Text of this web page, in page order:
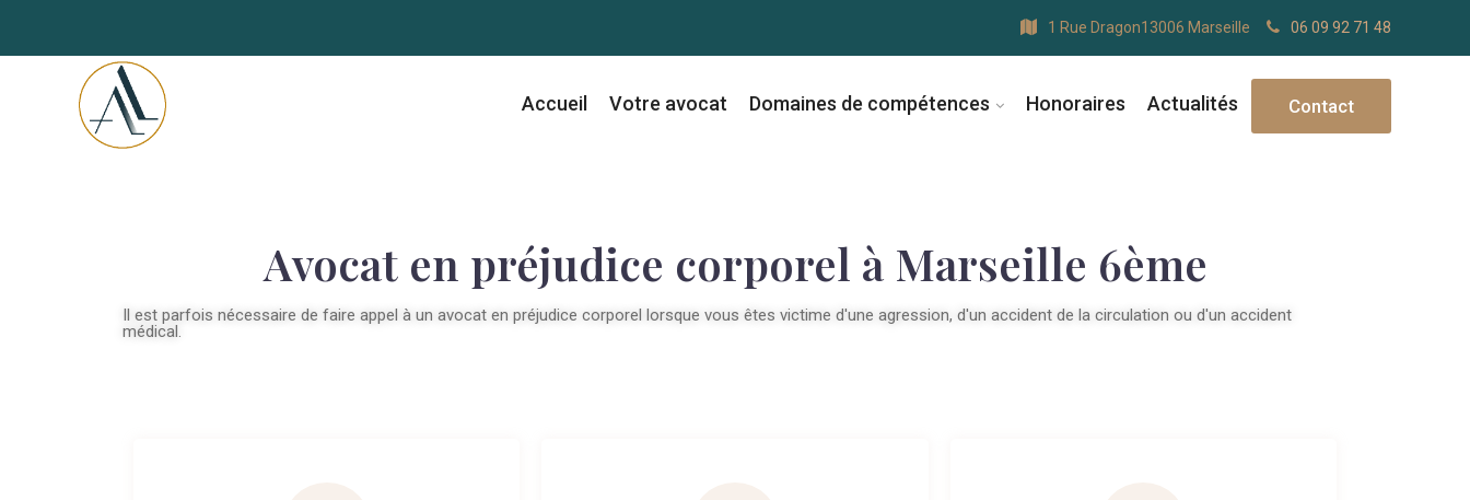
1 Rue Dragon13006 Marseille 06 09 92 71 48
Accueil Votre avocat Domaines de compétences Honoraires Actualités Contact
Avocat en préjudice corporel à Marseille 6ème
Il est parfois nécessaire de faire appel à un avocat en préjudice corporel lorsque vous êtes victime d'une agression, d'un accident de la circulation ou d'un accident
médical.